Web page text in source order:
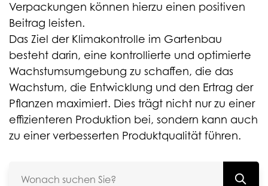
Verpackungen können hierzu einen positiven
Beitrag leisten.
Das Ziel der Klimakontrolle im Gartenbau
besteht darin, eine kontrollierte und optimierte
Wachstumsumgebung zu schaffen, die das
Wachstum, die Entwicklung und den Ertrag der
Pflanzen maximiert. Dies trägt nicht nur zu einer
effizienteren Produktion bei, sondern kann auch
zu einer verbesserten Produktqualität führen.